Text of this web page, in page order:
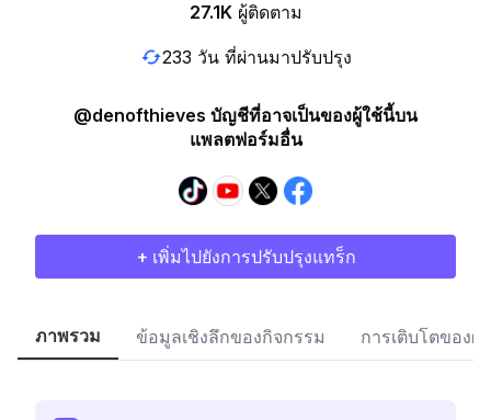
27.1K ผู้ติดตาม
233 วัน ที่ผ่านมาปรับปรุง
@denofthieves บัญชีที่อาจเป็นของผู้ใช้นี้บน
แพลตฟอร์มอื่น
+ เพิ่มไปยังการปรับปรุงแทร็ก
ภาพรวม ข้อมูลเชิงลึกของกิจกรรม การเติบโตของผู้